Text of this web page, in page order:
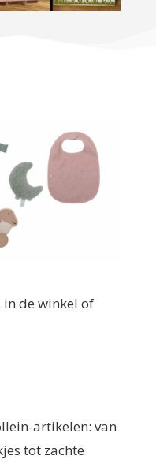
in de winkel of
artikelen: van
tot zachte